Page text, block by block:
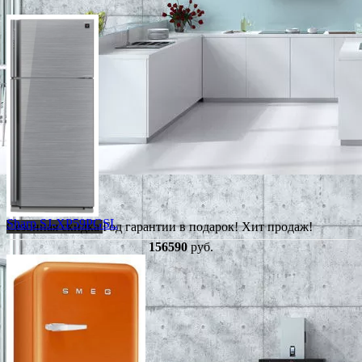
Сезонная скидкаГод гарантии в подарок!Хит продаж!
Sharp SJ-XP59PGSL
156590руб.